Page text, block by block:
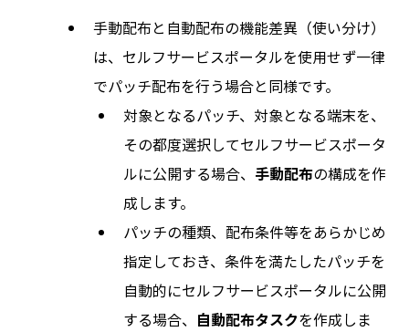
手動配布と自動配布の機能差異（使い分け）
は、セルフサービスポータルを使用せず一律
でパッチ配布を行う場合と同様です。
対象となるパッチ、対象となる端末を、
その都度選択してセルフサービスポータ
ルに公開する場合、 手動配布の構成を作
成します。
パッチの種類、配布条件等をあらかじめ
指定しておき、条件を満たしたパッチを
自動的にセルフサービスポータルに公開
する場合、 自動配布タスクを作成しま